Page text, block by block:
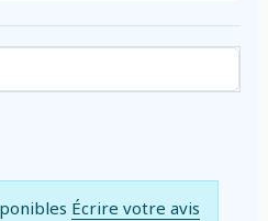
Écrire votre avis